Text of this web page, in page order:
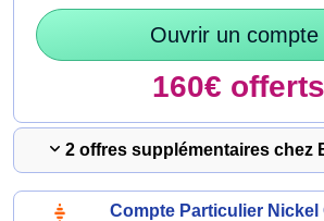
Ouvrir un compte
160€
2 offres supplémentaires chez
Compte Particulier Nickel